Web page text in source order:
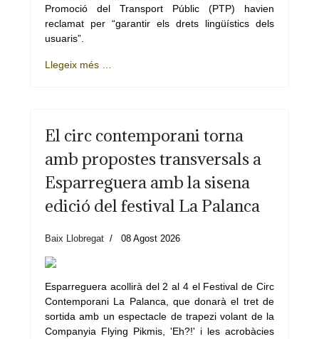
Promoció del Transport Públic (PTP) havien
reclamat per “garantir els drets lingüístics dels
usuaris”.
Llegeix més …
El circ contemporani torna
amb propostes transversals a
Esparreguera amb la sisena
edició del festival La Palanca
Baix Llobregat 08 Agost 2026
Esparreguera acollirà del 2 al 4 el Festival de Circ
Contemporani La Palanca, que donarà el tret de
sortida amb un espectacle de trapezi volant de la
Companyia Flying Pikmis, 'Eh?!' i les acrobàcies